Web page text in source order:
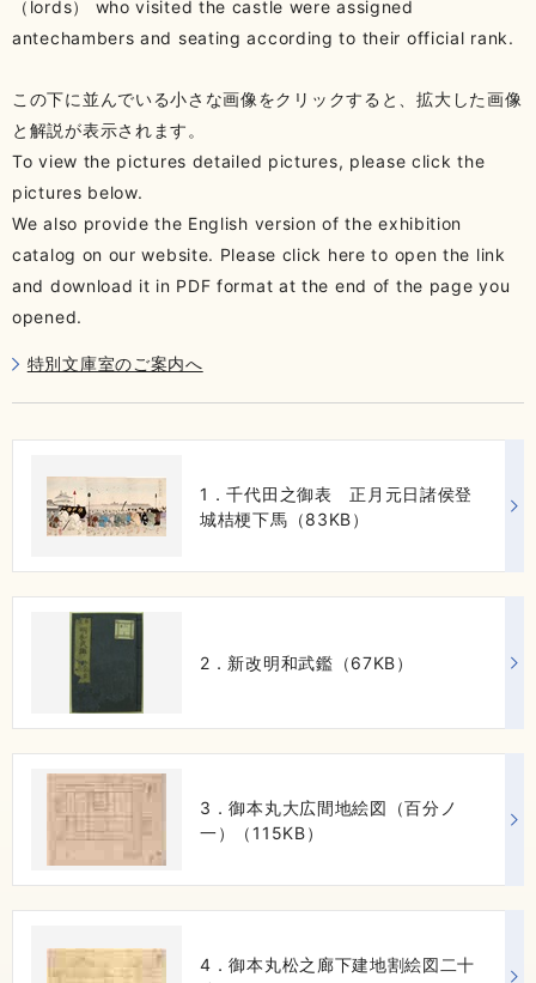
（lords） who visited the castle were assigned
antechambers and seating according to their official rank.
この下に並んでいる小さな画像をクリックすると、拡大した画像
と解説が表示されます。
To view the pictures detailed pictures, please click the
pictures below.
We also provide the English version of the exhibition
catalog on our website. Please click here to open the link
and download it in PDF format at the end of the page you
opened.
特別文庫室のご案内へ
1．千代田之御表 正月元日諸侯登
城桔梗下馬（83KB）
2．新改明和武鑑（67KB）
3．御本丸大広間地絵図（百分ノ
一）（115KB）
4．御本丸松之廊下建地割絵図二十